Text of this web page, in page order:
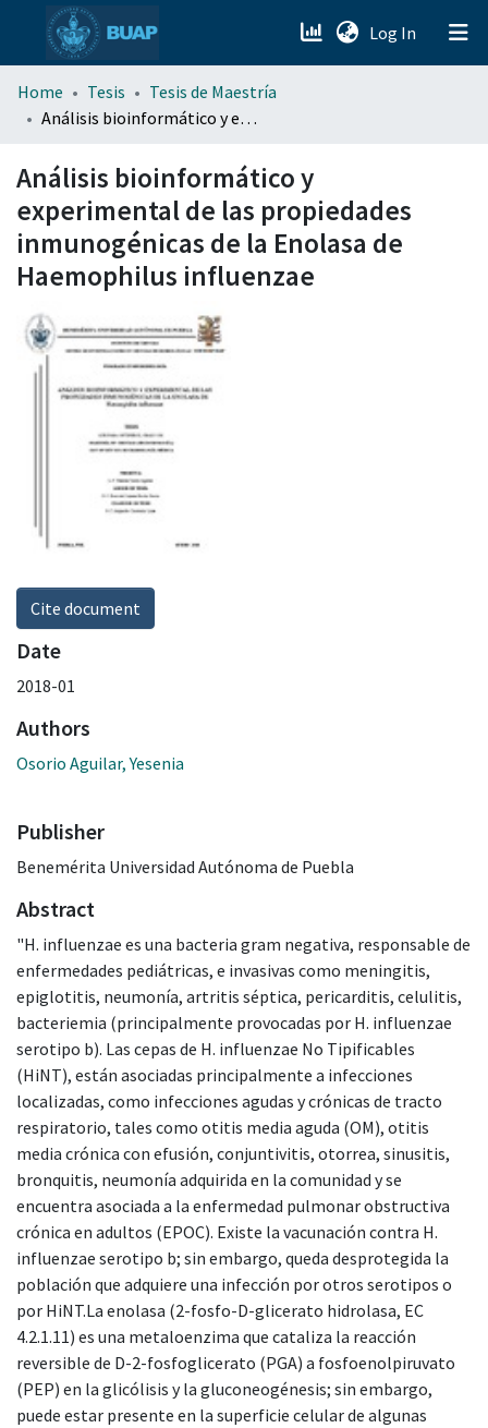
Log In (current)
menu.section.about_menu
Home Tesis
Tesis de Maestría
Análisis bioinformático y experimental de las propiedades inmunogénicas de la Enolasa de Haemophilus influenzae
Análisis bioinformático y
experimental de las propiedades
inmunogénicas de la Enolasa de
Haemophilus influenzae
Cite document
Date
2018-01
Authors
Osorio Aguilar, Yesenia
Publisher
Benemérita Universidad Autónoma de Puebla
Abstract
"H. influenzae es una bacteria gram negativa, responsable de
enfermedades pediátricas, e invasivas como meningitis,
epiglotitis, neumonía, artritis séptica, pericarditis, celulitis,
bacteriemia (principalmente provocadas por H. influenzae
serotipo b). Las cepas de H. influenzae No Tipificables
(HiNT), están asociadas principalmente a infecciones
localizadas, como infecciones agudas y crónicas de tracto
respiratorio, tales como otitis media aguda (OM), otitis
media crónica con efusión, conjuntivitis, otorrea, sinusitis,
bronquitis, neumonía adquirida en la comunidad y se
encuentra asociada a la enfermedad pulmonar obstructiva
crónica en adultos (EPOC). Existe la vacunación contra H.
influenzae serotipo b; sin embargo, queda desprotegida la
población que adquiere una infección por otros serotipos o
por HiNT.La enolasa (2-fosfo-D-glicerato hidrolasa, EC
4.2.1.11) es una metaloenzima que cataliza la reacción
reversible de D-2-fosfoglicerato (PGA) a fosfoenolpiruvato
(PEP) en la glicólisis y la gluconeogénesis; sin embargo,
puede estar presente en la superficie celular de algunas